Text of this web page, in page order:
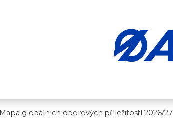
Mapa globálních oborových příležitostí 2026/27